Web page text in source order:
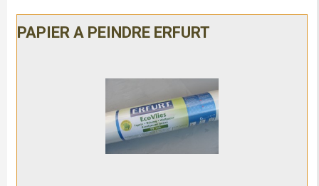
PAPIER A PEINDRE ERFURT